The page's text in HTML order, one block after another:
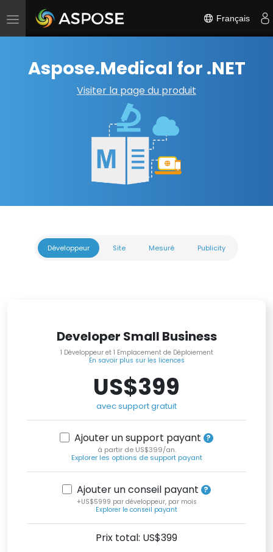
Basculer
Français
Aspose.Medical for .NET
Visiter la page du produit
Développeur Site Mesuré Publicity
Developer Small Business
1 Développeur et 1 Emplacement de Déploiement
En savoir plus sur les licences
US$399
avec support gratuit
Ajouter un support payant
à partir de US$399/an.
Explorer les options de support payant
Ajouter un conseil payant
+US$5999 par développeur, par mois
Explorer le conseil payant
Prix total: US$399